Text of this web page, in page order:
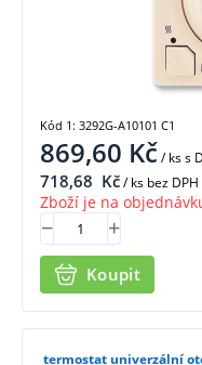
869,60 Kč/ kss
718,68 Kč/ ks bez DPH
Zboží je na
Koupit
Kód 1: 3292G-A10101 C1
termostat univerzální